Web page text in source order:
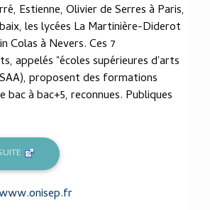
Estienne, Olivier de Serres à Paris,
les lycées La Martinière-Diderot
Colas à Nevers. Ces 7
appelés "écoles supérieures d'arts
proposent des formations
bac à bac+5, reconnues. Publiques